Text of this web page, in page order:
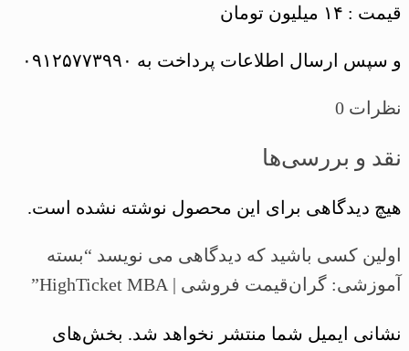
قیمت : ۱۴ میلیون تومان
و سپس ارسال اطلاعات پرداخت به ۰۹۱۲۵۷۷۳۹۹۰
نظرات 0
نقد و بررسی‌ها
هیچ دیدگاهی برای این محصول نوشته نشده است.
اولین کسی باشید که دیدگاهی می نویسد “بسته
آموزشی: گران‌قیمت فروشی | HighTicket MBA”
نشانی ایمیل شما منتشر نخواهد شد. بخش‌های